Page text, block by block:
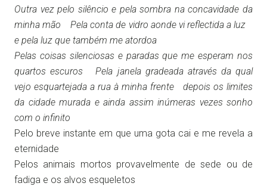
Outra vez pelo silêncio e pela sombra na concavidade da
minha mão Pela conta de vidro aonde vi reflectida a luz
e pela luz que também me atordoa
Pelas coisas silenciosas e paradas que me esperam nos
quartos escuros Pela janela gradeada através da qual
vejo esquartejada a rua à minha frente depois os limites
da cidade murada e ainda assim inúmeras vezes sonho
com o infinito
Pelo breve instante em que uma gota cai e me revela a
eternidade
Pelos animais mortos provavelmente de sede ou de
fadiga e os alvos esqueletos